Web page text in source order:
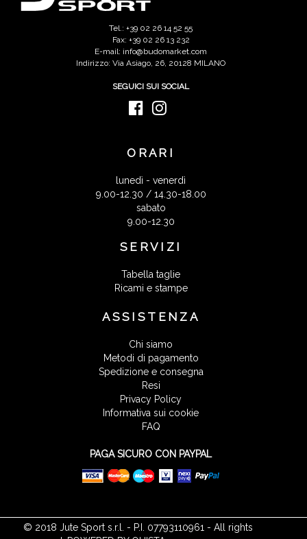
Tel.: +39 02 26 14 52 55
Fax: +39 02 26 13 232
E-mail: info@budomarket.com
Indirizzo: Via Asiago, 26, 20128 MILANO
SEGUICI SUI SOCIAL
ORARI
lunedì - venerdì
9.00-12.30 / 14.30-18.00
sabato
9.00-12.30
SERVIZI
Tabella taglie
Ricami e stampe
ASSISTENZA
Chi siamo
Metodi di pagamento
Spedizione e consegna
Resi
Privacy Policy
Informativa sui cookie
FAQ
PAGA SICURO CON PAYPAL
© 2018 Jute Sport s.r.l. - P.I. 07793110961 - All rights